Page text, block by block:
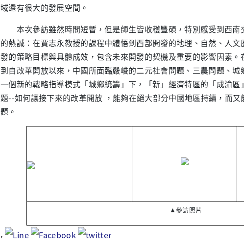
域還有很大的發展空間。
本次參訪雖然時間短暫，但是師生皆收穫豐碩，特別感受到西南
的熱誠：在賈志永教授的課程中體悟到西部開發的地理、自然、人
發的策略目標與具體成效，包含未來開發的契機及重要的影響因素
到自改革開放以來，中國所面臨嚴峻的二元社會問題、三農問題、
一個新的戰略指導模式「城鄉統籌」下，「新」經濟特區的「成渝
題--如何讓接下來的改革開放 ，能夠在絕大部分中國地區持續，而
題。
▲參訪照片
,